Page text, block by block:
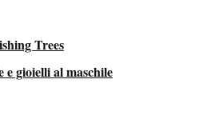
Trees
e gioielli al maschile